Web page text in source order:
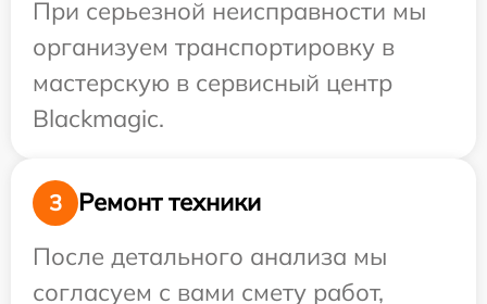
При серьезной неисправности мы
организуем транспортировку в
мастерскую в сервисный центр
Blackmagic.
3
Ремонт техники
После детального анализа мы
согласуем с вами смету работ,